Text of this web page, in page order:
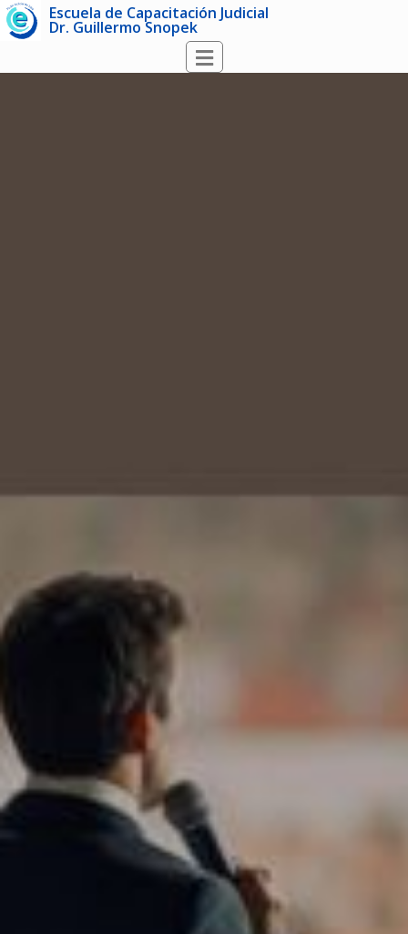
Escuela de Capacitación Judicial
Dr. Guillermo Snopek